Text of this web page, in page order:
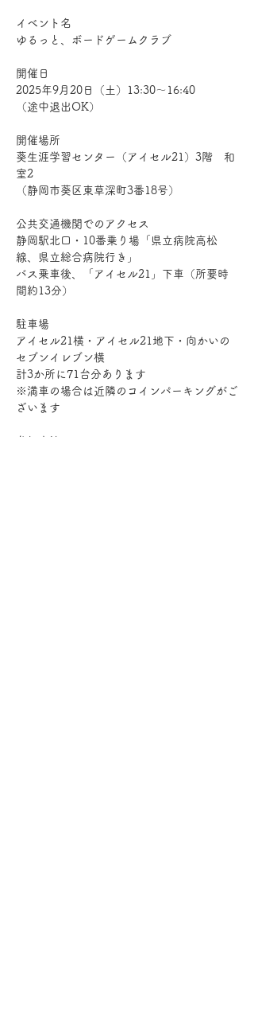
イベント名
ゆるっと、ボードゲームクラブ
開催日
2025年9月20日（土）13:30～16:40
（途中退出OK）
開催場所
葵生涯学習センター（アイセル21）3階　和
室2
（静岡市葵区東草深町3番18号）
公共交通機関でのアクセス
静岡駅北口・10番乗り場「県立病院高松
線、県立総合病院行き」
バス乗車後、「アイセル21」下車（所要時
間約13分）
駐車場
アイセル21横・アイセル21地下・向かいの
セブンイレブン横
計3か所に71台分あります
※満車の場合は近隣のコインパーキングがご
ざいます